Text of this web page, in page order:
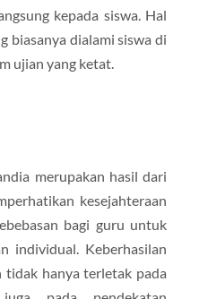
kepada siswa. Hal
biasanya dialami siswa di
ujian yang ketat.
merupakan hasil dari
kesejahteraan
bagi guru untuk
individual. Keberhasilan
tidak hanya terletak pada